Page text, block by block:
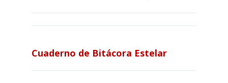
Cuaderno de Bitácora Estelar